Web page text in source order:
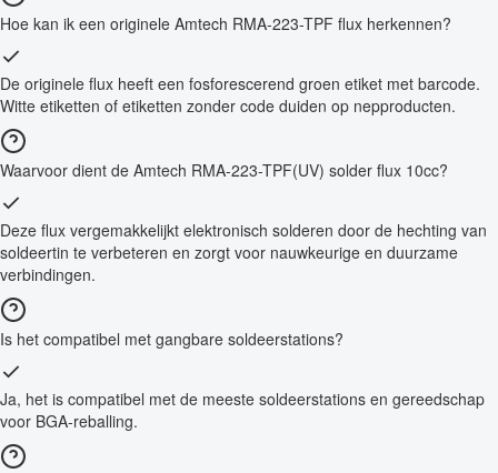
Hoe kan ik een originele Amtech RMA-223-TPF flux herkennen?
De originele flux heeft een fosforescerend groen etiket met barcode.
Witte etiketten of etiketten zonder code duiden op nepproducten.
Waarvoor dient de Amtech RMA-223-TPF(UV) solder flux 10cc?
Deze flux vergemakkelijkt elektronisch solderen door de hechting van
soldeertin te verbeteren en zorgt voor nauwkeurige en duurzame
verbindingen.
Is het compatibel met gangbare soldeerstations?
Ja, het is compatibel met de meeste soldeerstations en gereedschap
voor BGA-reballing.